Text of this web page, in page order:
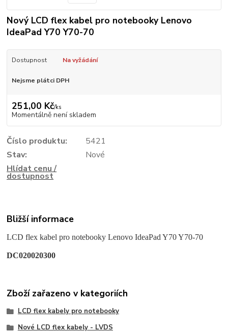
Nový LCD flex kabel pro notebooky Lenovo
IdeaPad Y70 Y70-70
Dostupnost Na vyžádání
Nejsme plátci DPH
251,00 Kč/ks
Momentálně není skladem
Číslo produktu:
5421
Stav:
Nové
Hlídat cenu /
dostupnost
Bližší informace
LCD flex kabel pro notebooky Lenovo IdeaPad Y70 Y70-70
DC020020300
Zboží zařazeno v kategoriích
LCD flex kabely pro notebooky
Nové LCD flex kabely - LVDS